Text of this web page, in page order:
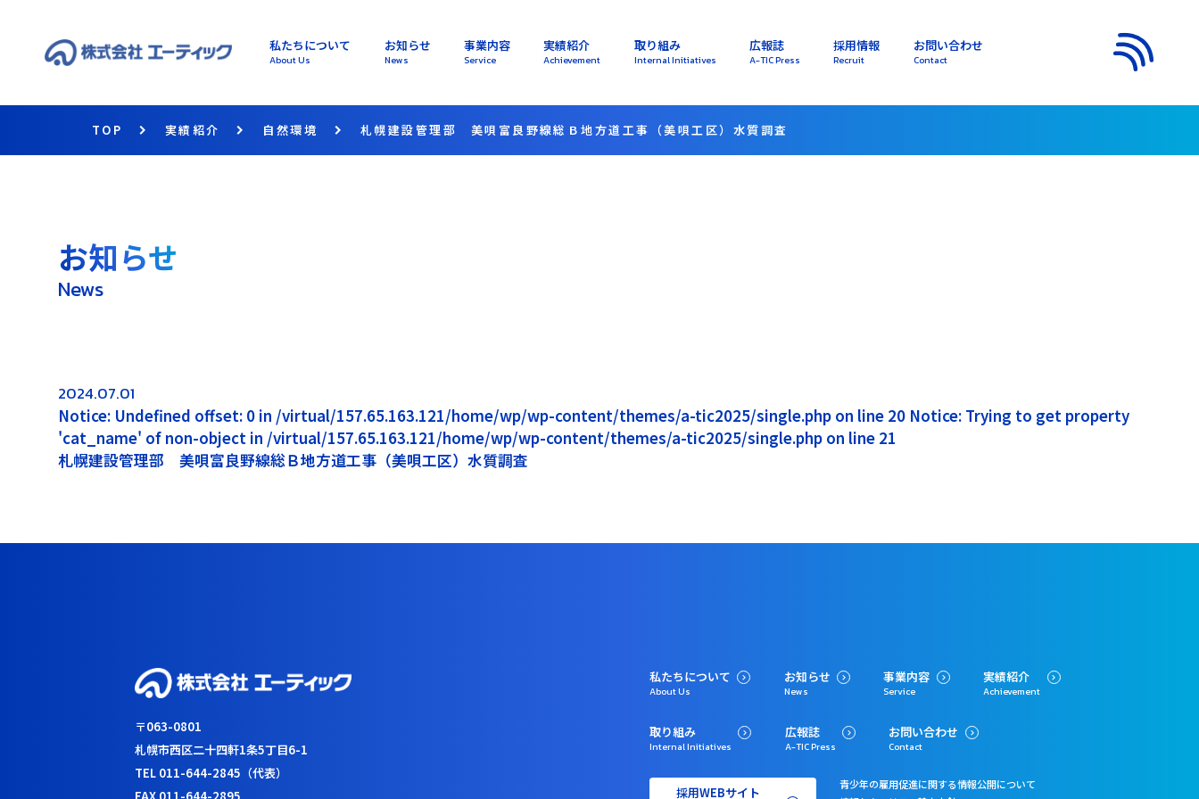
私たちについて
About Us
お知らせ
News
事業内容
Service
実績紹介
Achievement
取り組み
Internal Initiatives
広報誌
A-TIC Press
採用情報
Recruit
お問い合わせ
Contact
TOP 実績紹介 自然環境 札幌建設管理部 美唄富良野線総Ｂ地方道工事（美唄工区）水質調査
お知らせ
News
2024.07.01
Notice: Undefined offset: 0 in /virtual/157.65.163.121/home/wp/wp-content/themes/a-tic2025/single.php on line 20 Notice: Trying to get property
'cat_name' of non-object in /virtual/157.65.163.121/home/wp/wp-content/themes/a-tic2025/single.php on line 21
札幌建設管理部 美唄富良野線総Ｂ地方道工事（美唄工区）水質調査
私たちについて
About Us
お知らせ
News
事業内容
Service
実績紹介
Achievement
取り組み
Internal Initiatives
広報誌
A-TIC Press
お問い合わせ
Contact
採用WEBサイト
青少年の雇用促進に関する情報公開について
〒063-0801
札幌市西区二十四軒1条5丁目6-1
TEL 011-644-2845（代表）